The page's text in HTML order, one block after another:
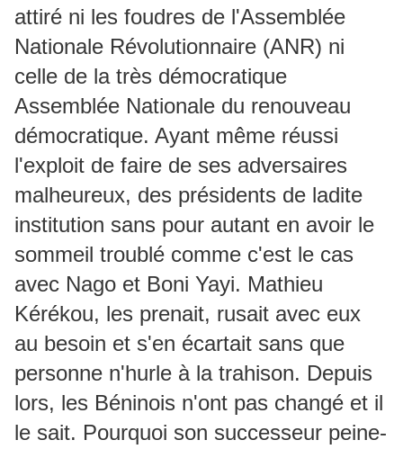
attiré ni les foudres de l'Assemblée
Nationale Révolutionnaire (ANR) ni
celle de la très démocratique
Assemblée Nationale du renouveau
démocratique. Ayant même réussi
l'exploit de faire de ses adversaires
malheureux, des présidents de ladite
institution sans pour autant en avoir le
sommeil troublé comme c'est le cas
avec Nago et Boni Yayi. Mathieu
Kérékou, les prenait, rusait avec eux
au besoin et s'en écartait sans que
personne n'hurle à la trahison. Depuis
lors, les Béninois n'ont pas changé et il
le sait. Pourquoi son successeur peine-